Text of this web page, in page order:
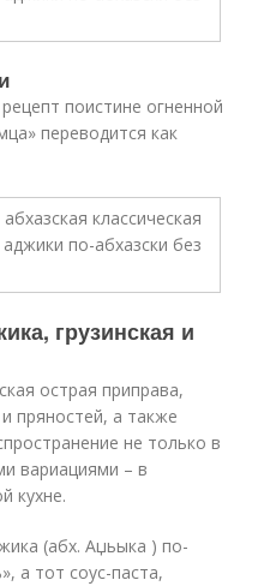
поистине огненной
переводится как
грузинская и
острая приправа,
пряностей, а также
не только в
вариациями – в
кухне.
(абх. Аџьыка ) по-
а тот соус-паста,